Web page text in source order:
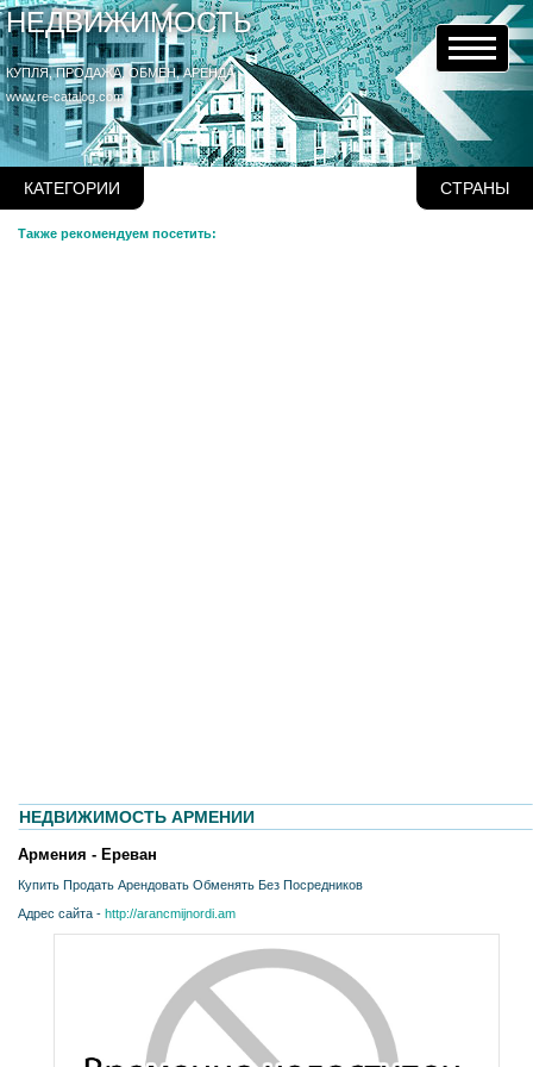
НЕДВИЖИМОСТЬ
КУПЛЯ, ПРОДАЖА, ОБМЕН, АРЕНДА
www.re-catalog.com
КАТЕГОРИИ СТРАНЫ
Также рекомендуем посетить:
НЕДВИЖИМОСТЬ АРМЕНИИ
Армения - Ереван
Купить Продать Арендовать Обменять Без Посредников
Адрес сайта - http://arancmijnordi.am